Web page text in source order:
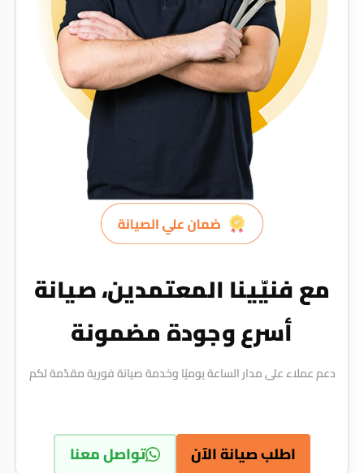
مع فنيّينا المعتمدين، صيانة
أسرع وجودة مضمونة
دعم عملاء على مدار الساعة يوميًا وخدمة صيانة فورية مقدّمة لكم
اطلب صيانة الآن تواصل معنا